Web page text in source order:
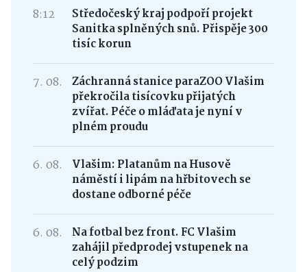
8:12
Středočeský kraj podpoří projekt
Sanitka splněných snů. Přispěje 300
tisíc korun
7. 08.
Záchranná stanice paraZOO Vlašim
překročila tisícovku přijatých
zvířat. Péče o mláďata je nyní v
plném proudu
6. 08.
Vlašim: Platanům na Husově
náměstí i lipám na hřbitovech se
dostane odborné péče
6. 08.
Na fotbal bez front. FC Vlašim
zahájil předprodej vstupenek na
celý podzim